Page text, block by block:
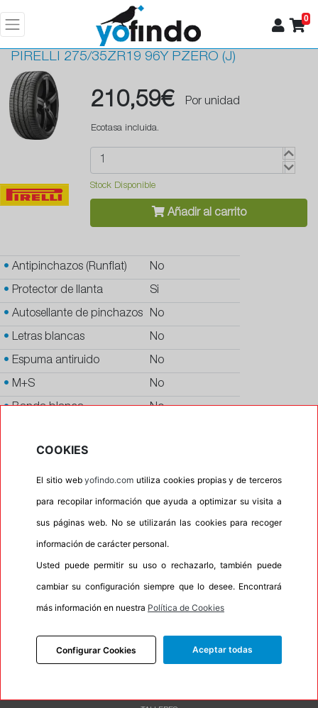
0
PIRELLI 275/35ZR19 96Y PZERO (J)
210,59€ Por unidad
Ecotasa incluida.
Stock Disponible
Añadir al carrito
• Antipinchazos (Runflat) No
• Protector de llanta Si
• Autosellante de pinchazos No
• Letras blancas No
• Espuma antiruido No
• M+S No
•Banda blanca No
Calidad
P.O.R. No
Oportunidad No
Homologación JAGUAR
Etiqueta energética Información Eprel
DESCRIPCIÓN
CARACTERÍSTICAS
COOKIES
El sitio webyofindo.com utiliza cookies propias y de terceros
para recopilar información que ayuda a optimizar su visita a
sus páginas web. No se utilizarán las cookies para recoger
información de carácter personal.
Usted puede permitir su uso o rechazarlo, también puede
cambiar su configuración siempre que lo desee. Encontrará
más información en nuestra Política de Cookies
Configurar Cookies Aceptar todas